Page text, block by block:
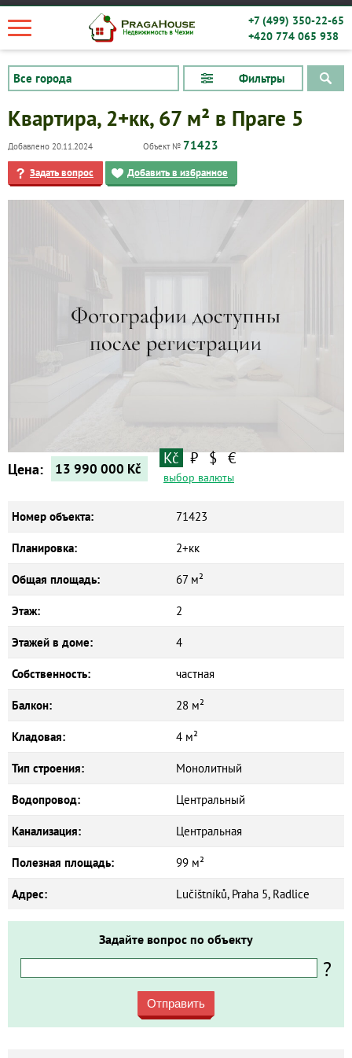
+7 (499) 350-22-65
+420 774 065 938
Фильтры
Квартиры
Квартира, 2+кк, 67 м² в Праге 5
Добавлено 20.11.2024 Объект № 71423
Задать вопрос Добавить в избранное
Цена: 13 990 000 Kč
Kč ₽ $ €
выбор валюты
Номер объекта: 71423
Планировка: 2+кк
Общая площадь: 67 м²
Этаж: 2
Этажей в доме: 4
Собственность: частная
Балкон: 28 м²
Кладовая: 4 м²
Тип строения: Монолитный
Водопровод: Центральный
Канализация: Центральная
Полезная площадь: 99 м²
Адрес: Lučištníků, Praha 5, Radlice
Задайте вопрос по объекту
?
Отправить